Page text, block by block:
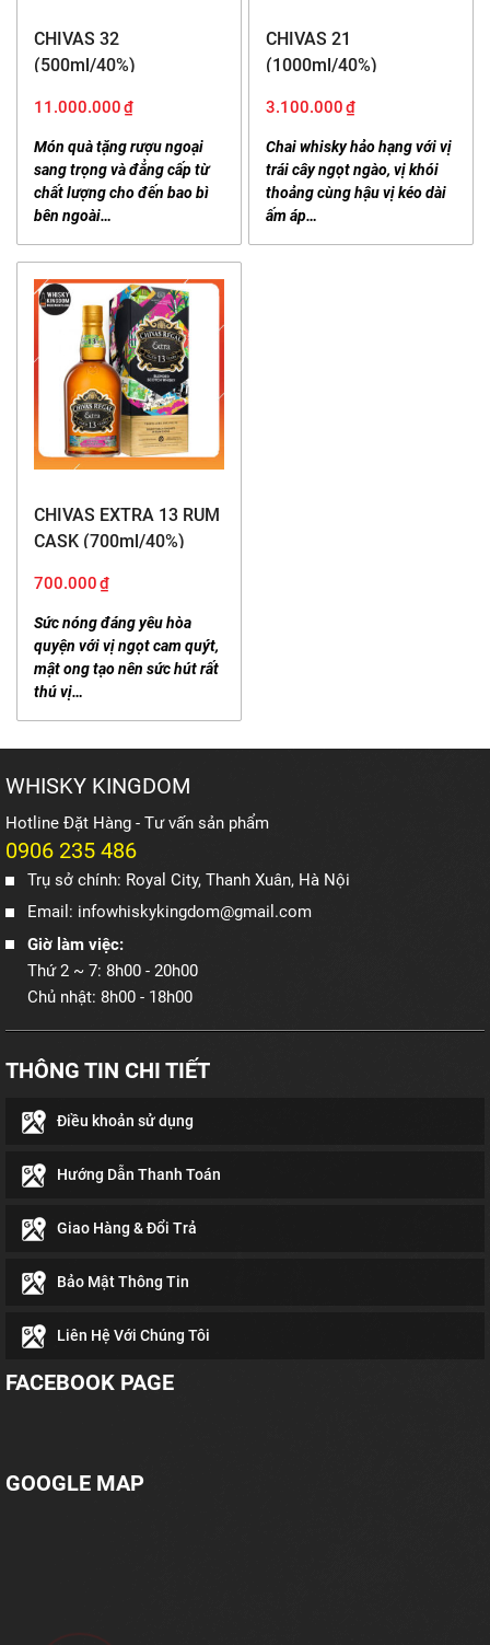
CHIVAS 32
(500ml/40%)
11.000.000₫
Món quà tặng rượu ngoại
sang trọng và đẳng cấp từ
chất lượng cho đến bao bì
bên ngoài…
CHIVAS 21
(1000ml/40%)
3.100.000₫
Chai whisky hảo hạng với vị
trái cây ngọt ngào, vị khói
thoảng cùng hậu vị kéo dài
ấm áp…
CHIVAS EXTRA 13 RUM
CASK (700ml/40%)
700.000₫
Sức nóng đáng yêu hòa
quyện với vị ngọt cam quýt,
mật ong tạo nên sức hút rất
thú vị…
WHISKY KINGDOM
Hotline Đặt Hàng - Tư vấn sản phẩm
0906 235 486
Trụ sở chính: Royal City, Thanh Xuân, Hà Nội
Email: infowhiskykingdom@gmail.com
Giờ làm việc:
Thứ 2 ~ 7: 8h00 - 20h00
Chủ nhật: 8h00 - 18h00
THÔNG TIN CHI TIẾT
Điều khoản sử dụng
Hướng Dẫn Thanh Toán
Giao Hàng & Đổi Trả
Bảo Mật Thông Tin
Liên Hệ Với Chúng Tôi
FACEBOOK PAGE
GOOGLE MAP